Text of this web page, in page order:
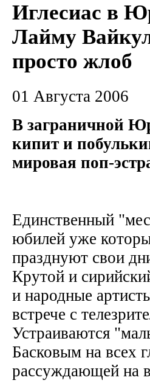
Иглесиас в
Лайму
просто жлоб
01 Августа 2006
В заграничной
кипит и
мировая поп-
Единственный
юбилей уже
празднуют свои
Крутой и
и народные
встрече с
Устраиваются
Басковым на всех
рассуждающей на